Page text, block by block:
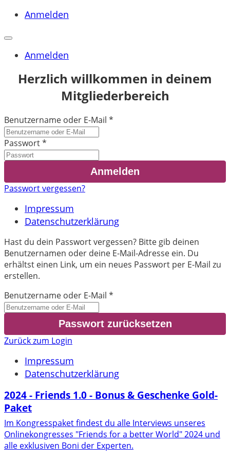
Anmelden
Anmelden
Herzlich willkommen in deinem
Mitgliederbereich
Benutzername oder E-Mail *
Passwort*
Passwort vergessen?
Impressum
Datenschutzerklärung
Hast du dein Passwort vergessen? Bitte gib deinen
Benutzernamen oder deine E-Mail-Adresse ein. Du
erhältst einen Link, um ein neues Passwort per E-Mail zu
erstellen.
Benutzername oder E-Mail *
Zurück zum Login
Impressum
Datenschutzerklärung
2024 - Friends 1.0 - Bonus & Geschenke Gold-
Paket
Im Kongresspaket findest du alle Interviews unseres
Onlinekongresses "Friends for a better World" 2024 und
alle exklusiven Boni der Experten.